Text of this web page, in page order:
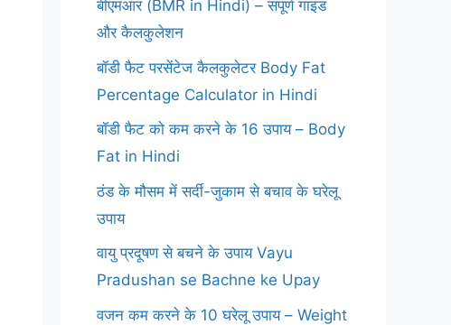
बीएमआर (BMR in Hindi) – संपूर्ण गाइड
और कैलकुलेशन
बॉडी फैट परसेंटेज कैलकुलेटर Body Fat
Percentage Calculator in Hindi
बॉडी फैट को कम करने के 16 उपाय – Body
Fat in Hindi
ठंड के मौसम में सर्दी-जुकाम से बचाव के घरेलू
उपाय
वायु प्रदूषण से बचने के उपाय Vayu
Pradushan se Bachne ke Upay
वजन कम करने के 10 घरेलू उपाय – Weight